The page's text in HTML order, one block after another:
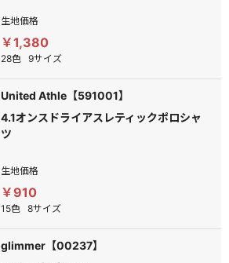
生地価格
￥1,380
28色 9サイズ
United Athle【591001】
4.1オンスドライアスレティックポロシャ
ツ
生地価格
￥910
15色 8サイズ
glimmer【00237】